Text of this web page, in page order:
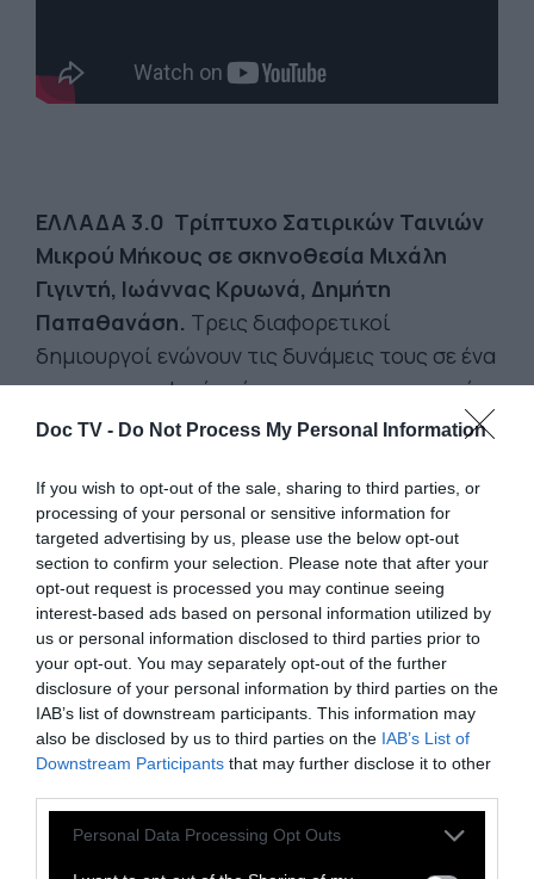
Doc TV - Do Not Process My Personal Information
If you wish to opt-out of the sale, sharing to third parties, or
processing of your personal or sensitive information for
targeted advertising by us, please use the below opt-out
section to confirm your selection. Please note that after your
opt-out request is processed you may continue seeing
interest-based ads based on personal information utilized by
us or personal information disclosed to third parties prior to
your opt-out. You may separately opt-out of the further
disclosure of your personal information by third parties on the
IAB’s list of downstream participants. This information may
also be disclosed by us to third parties on the IAB’s List of
Downstream Participants that may further disclose it to other
Personal Data Processing Opt Outs
ΕΛΛΑΔΑ 3.0 Τρίπτυχο Σατιρικών Ταινιών
Μικρού Μήκους σε σκηνοθεσία Μιχάλη
Γιγιντή, Ιωάννας Κρυωνά, Δημήτη
Παπαθανάση. Τρεις διαφορετικοί
δημιουργοί ενώνουν τις δυνάμεις τους σε ένα
κινηματογραφικό τρίπτυχο που παρατηρεί
τη σύγχρονη ελληνική πραγματικότητα μέσα
σατιρική ματιά. Το «100 Χρόνια Μπροστά»
του Μιχάλη Γιγιντή, το «Planet Balcony» της
Ιωάννας Κρυωνά και το «Χοῦς εἶ καί εἰς χοῦν
ἀπελεύσει» του Δημήτρη Παπαθανάση
συνθέτουν τρεις ξεχωριστές ιστορίες που
ισορροπούν ανάμεσα στο αλλόκοτο και το
οικείο, αποτυπώνοντας με αιχμηρό τρόπο
την Ελλάδα του σήμερα.
100 Χρόνια Μπροστά: Ο Λάκης, ένας